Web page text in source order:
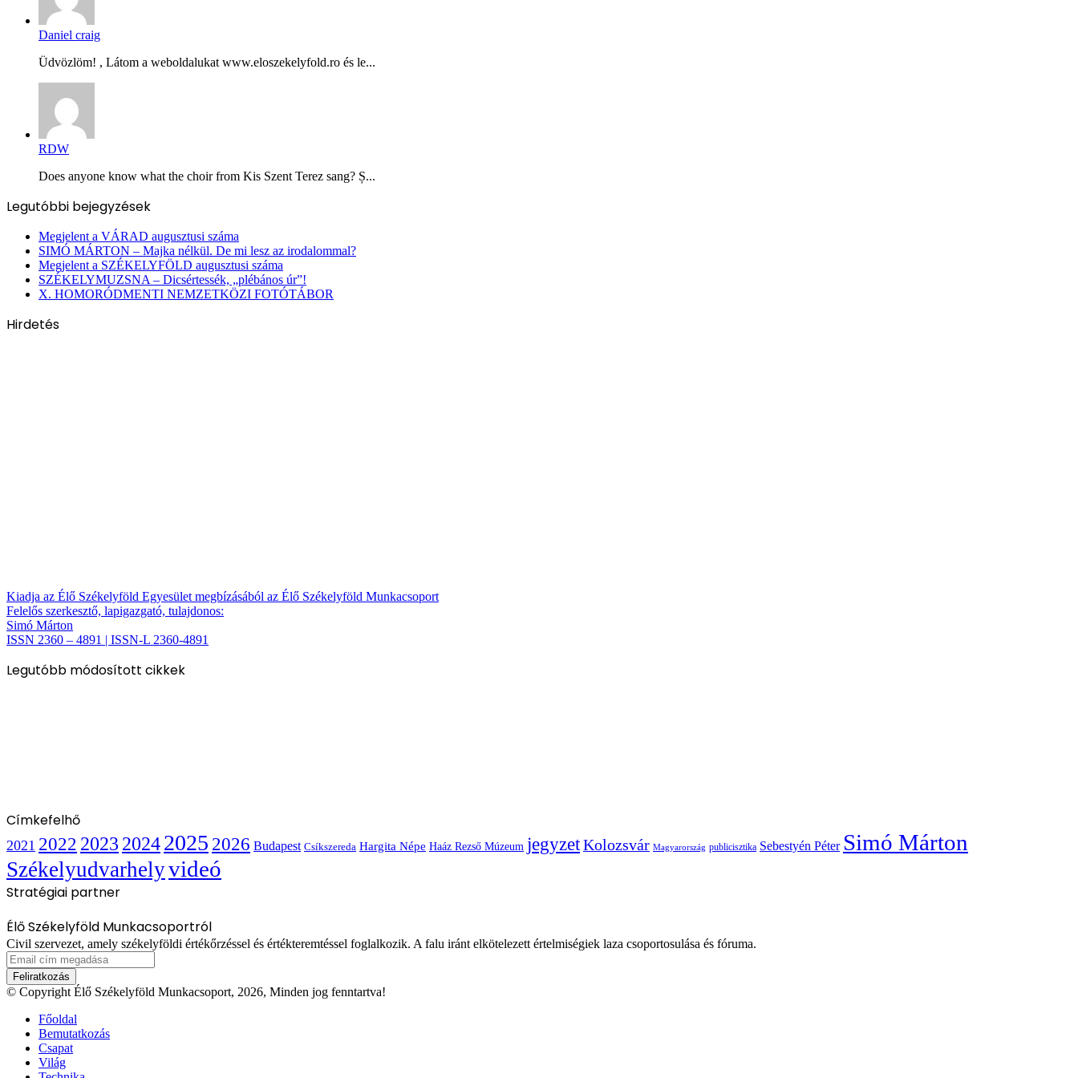
Daniel craig
Üdvözlöm! , Látom a weboldalukat www.eloszekelyfold.ro és le...
RDW
Does anyone know what the choir from Kis Szent Terez sang? Ș...
Legutóbbi bejegyzések
Megjelent a VÁRAD augusztusi száma
SIMÓ MÁRTON – Majka nélkül. De mi lesz az irodalommal?
Megjelent a SZÉKELYFÖLD augusztusi száma
SZÉKELYMUZSNA – Dicsértessék, „plébános úr”!
X. HOMORÓDMENTI NEMZETKÖZI FOTÓTÁBOR
Hirdetés
Kiadja az Élő Székelyföld Egyesület megbízásából az Élő Székelyföld Munkacsoport
Felelős szerkesztő, lapigazgató, tulajdonos:
Simó Márton
ISSN 2360 – 4891 | ISSN-L 2360-4891
Legutóbb módosított cikkek
Címkefelhő
2021 2022 2023 20242025 2026 Budapest Csíkszereda Hargita Népe Haáz Rezső Múzeum jegyzetKolozsvár Magyarország publicisztika Sebestyén Péter Simó Márton
Székelyudvarhelyvideó
Stratégiai partner
Élő Székelyföld Munkacsoportról
Civil szervezet, amely székelyföldi értékőrzéssel és értékteremtéssel foglalkozik. A falu iránt elkötelezett értelmiségiek laza csoportosulása és fóruma.
Email
cím
megadása
© Copyright Élő Székelyföld Munkacsoport, 2026, Minden jog fenntartva!
Főoldal
Bemutatkozás
Csapat
Világ